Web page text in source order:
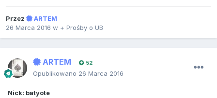
Przez
ARTEM
26 Marca 2016 w + Prośby o UB
ARTEM 52
Opublikowano 26 Marca 2016
Nick: batyote